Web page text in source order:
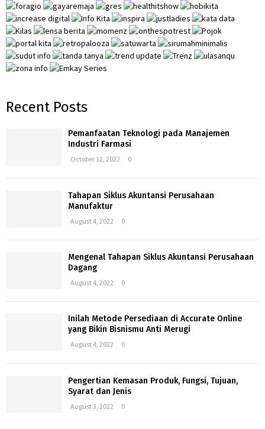
:
Recent Posts
Pemanfaatan Teknologi pada Manajemen
Industri Farmasi
October 12, 2022 0
Tahapan Siklus Akuntansi Perusahaan
Manufaktur
August 4, 2022 0
Mengenal Tahapan Siklus Akuntansi Perusahaan
Dagang
August 4, 2022 0
Inilah Metode Persediaan di Accurate Online
yang Bikin Bisnismu Anti Merugi
August 4, 2022 0
Pengertian Kemasan Produk, Fungsi, Tujuan,
Syarat dan Jenis
August 3, 2022 0